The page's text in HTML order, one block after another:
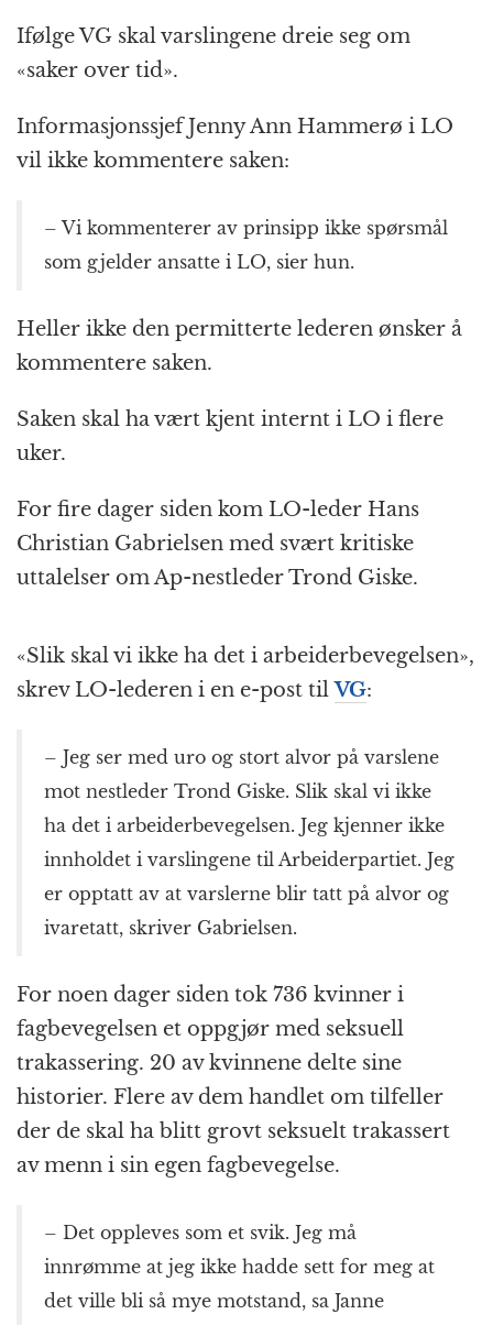
Ifølge VG skal varslingene dreie seg om
«saker over tid».
Informasjonssjef Jenny Ann Hammerø i LO
vil ikke kommentere saken:
– Vi kommenterer av prinsipp ikke spørsmål
som gjelder ansatte i LO, sier hun.
Heller ikke den permitterte lederen ønsker å
kommentere saken.
Saken skal ha vært kjent internt i LO i flere
uker.
For fire dager siden kom LO-leder Hans
Christian Gabrielsen med svært kritiske
uttalelser om Ap-nestleder Trond Giske.
«Slik skal vi ikke ha det i arbeiderbevegelsen»,
skrev LO-lederen i en e-post tilVG:
– Jeg ser med uro og stort alvor på varslene
mot nestleder Trond Giske. Slik skal vi ikke
ha det i arbeiderbevegelsen. Jeg kjenner ikke
innholdet i varslingene til Arbeiderpartiet. Jeg
er opptatt av at varslerne blir tatt på alvor og
ivaretatt, skriver Gabrielsen.
For noen dager siden tok 736 kvinner i
fagbevegelsen et oppgjør med seksuell
trakassering. 20 av kvinnene delte sine
historier. Flere av dem handlet om tilfeller
der de skal ha blitt grovt seksuelt trakassert
av menn i sin egen fagbevegelse.
– Det oppleves som et svik. Jeg må
innrømme at jeg ikke hadde sett for meg at
det ville bli så mye motstand, sa Janne